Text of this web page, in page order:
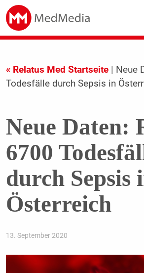
« Relatus Med Startseite| Neue
Todesfälle durch Sepsis in
Neue Daten:
6700
durch Sepsis
Österreich
13. September 2020